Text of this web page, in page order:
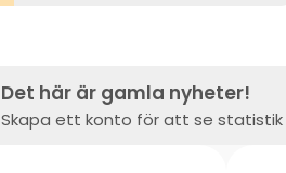
Det här är gamla nyheter!
Skapa ett konto för att se statistik